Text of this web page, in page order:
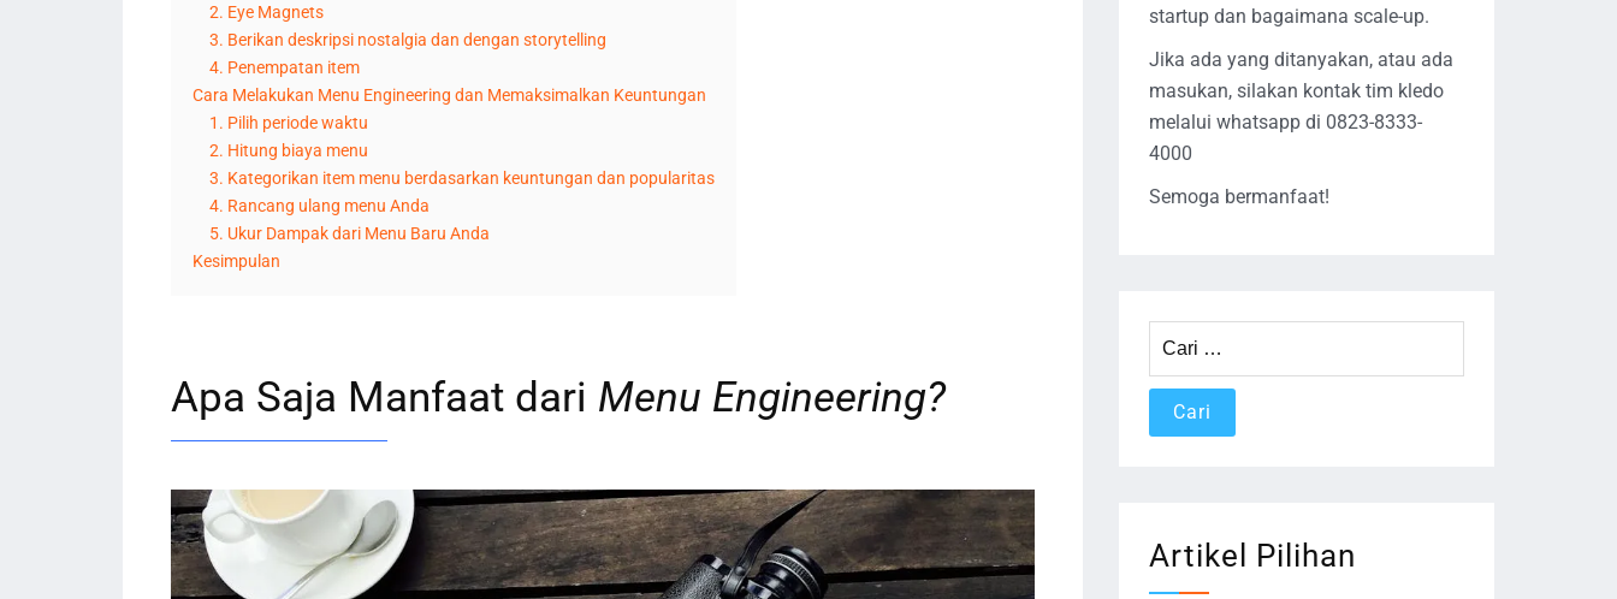
2. Eye Magnets
3. Berikan deskripsi nostalgia dan dengan storytelling
4. Penempatan item
Cara Melakukan Menu Engineering dan Memaksimalkan Keuntungan
1. Pilih periode waktu
2. Hitung biaya menu
3. Kategorikan item menu berdasarkan keuntungan dan popularitas
4. Rancang ulang menu Anda
5. Ukur Dampak dari Menu Baru Anda
Kesimpulan
Apa Saja Manfaat dari Menu Engineering?
startup dan bagaimana scale-up.
Jika ada yang ditanyakan, atau ada
masukan, silakan kontak tim kledo
melalui whatsapp di 0823-8333-
4000
Semoga bermanfaat!
untuk:
Artikel Pilihan